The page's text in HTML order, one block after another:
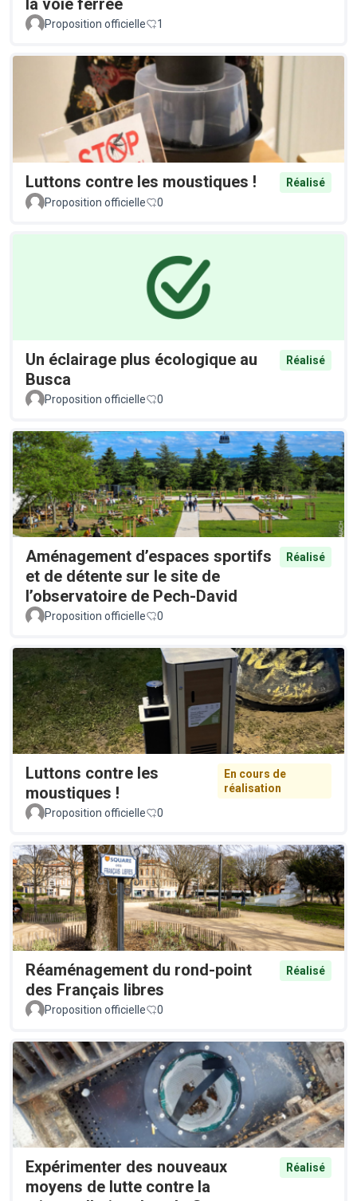
la voie ferrée
Proposition officielle 1
Luttons contre les moustiques !
Réalisé
Proposition officielle
0
Un éclairage plus écologique au
Busca
Réalisé
Proposition officielle 0
Aménagement d’espaces sportifs
et de détente sur le site de
l’observatoire de Pech-David
Réalisé
Proposition officielle 0
Luttons contre les
moustiques !
En cours de
réalisation
Proposition officielle
0
Réaménagement du rond-point
des Français libres
Réalisé
Proposition officielle 0
Expérimenter des nouveaux
moyens de lutte contre la
Réalisé